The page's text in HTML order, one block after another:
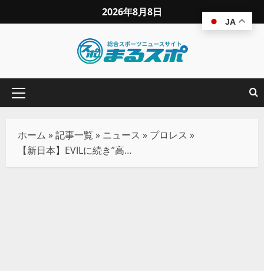
2026年8月8日
ホーム »記事一覧 » ニュース » プロレス »
【新日本】EVILに続き”高橋ヒロム”も退団！2.11大阪がラストマッチに
JA